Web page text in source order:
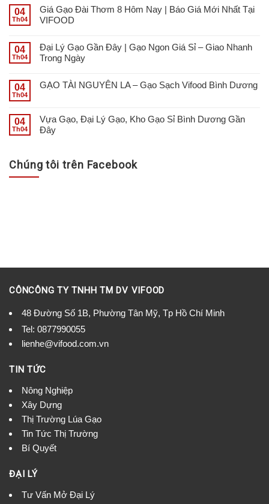
04
Th04
Giá Gạo Đài Thơm 8 Hôm Nay | Báo Giá Mới Nhất Tại
VIFOOD
04
Th04
Đại Lý Gạo Gần Đây | Gạo Ngon Giá Sỉ – Giao Nhanh
Trong Ngày
04
Th04
GẠO TÀI NGUYÊN LA – Gạo Sạch Vifood Bình Dương
04
Th04
Vựa Gạo, Đại Lý Gạo, Kho Gạo Sỉ Bình Dương Gần
Đây
Chúng tôi trên Facebook
CÔNCÔNG TY TNHH TM DV VIFOOD
48 Đường Số 1B, Phường Tân Mỹ, Tp Hồ Chí Minh
Tel: 0877990055
lienhe@vifood.com.vn
TIN TỨC
Nông Nghiệp
Xây Dựng
Thị Trường Lúa Gạo
Tin Tức Thị Trường
Bí Quyết
ĐẠI LÝ
Tư Vấn Mở Đại Lý